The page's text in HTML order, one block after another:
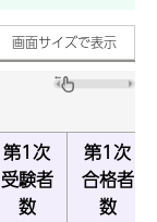
画面サイズで表示
第1次
受験者
数
第1次
合格者
数